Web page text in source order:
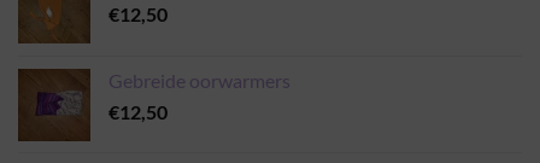
€12,50
Gebreide oorwarmers
€12,50